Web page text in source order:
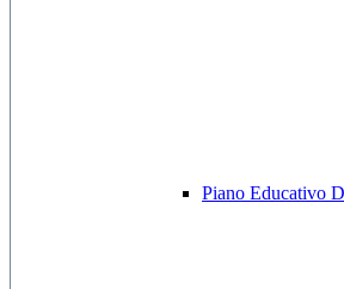
Piano Educativo